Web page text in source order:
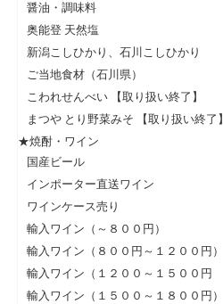
醤油・調味料
奥能登 天然塩
新潟こしひかり、石川こしひかり
ご当地食材（石川県）
こわれせんべい 【取り扱い終了】
まつや とり野菜みそ 【取り扱い終了】
★焼酎・ワイン
国産ビール
インポーター直送ワイン
ワインケース売り
輸入ワイン（～８００円）
輸入ワイン（８００円～１２００円）
輸入ワイン（１２００～１５００円
輸入ワイン（１５００～１８００円）